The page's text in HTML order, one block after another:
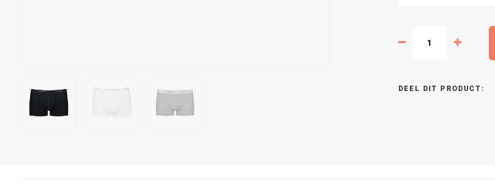
DEEL DIT PRODUCT: